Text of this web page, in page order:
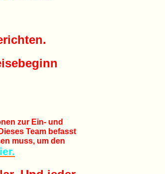
zur Ein- und
Team befasst
muss, um den